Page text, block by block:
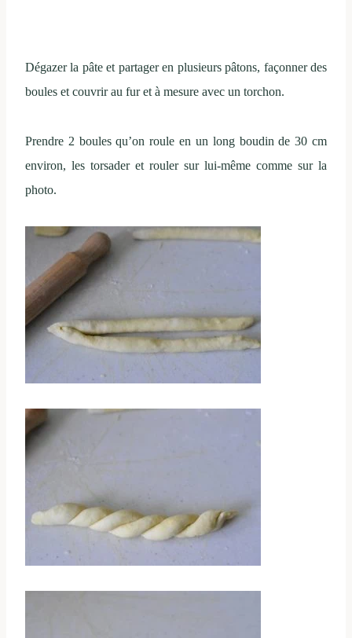
Dégazer la pâte et partager en plusieurs pâtons, façonner des
boules et couvrir au fur et à mesure avec un torchon.
Prendre 2 boules qu’on roule en un long boudin de 30 cm
environ, les torsader et rouler sur lui-même comme sur la
photo.